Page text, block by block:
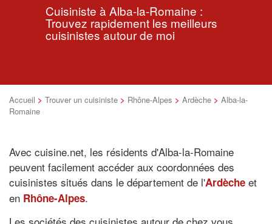
Cuisiniste à Alba-la-Romaine :
Trouvez rapidement les meilleurs
cuisinistes autour de moi
Accueil > Trouver un cuisiniste > Rhône-Alpes > Ardèche > Alba-la-
Romaine
Avec cuisine.net, les résidents d'Alba-la-Romaine
peuvent facilement accéder aux coordonnées des
cuisinistes situés dans le département de l'Ardèche et
en Rhône-Alpes.
Les sociétés des cuisinistes autour de chez vous